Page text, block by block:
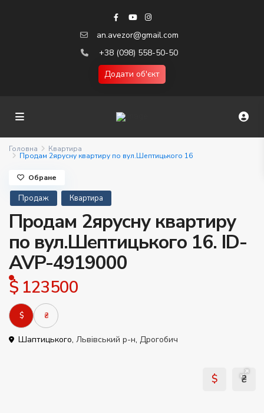
an.avezor@gmail.com
+38 (098) 558-50-50
Додати об'єкт
Головна Квартира
Продам 2ярусну квартиру по вул.Шептицького 16
Продаж Квартира
Продам 2ярусну квартиру
по вул.Шептицького 16. ID-
AVP-4919000
$ 123500
$ ₴
Шаптицького, Львівський р-н, Дрогобич
Обране
$ ₴